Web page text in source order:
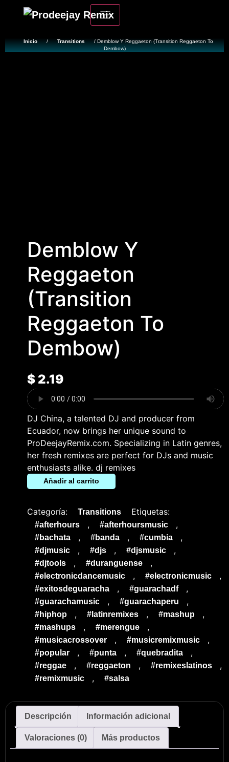
Inicio / Transitions
/ Demblow Y Reggaeton (Transition Reggaeton To
Dembow)
Demblow Y
Reggaeton
(Transition
Reggaeton To
Dembow)
$2.19
DJ China, a talented DJ and producer from
Ecuador, now brings her unique sound to
ProDeejayRemix.com. Specializing in Latin genres,
her fresh remixes are perfect for DJs and music
enthusiasts alike. dj remixes
Añadir al carrito
Categoría: Transitions Etiquetas:
#afterhours , #afterhoursmusic ,
#bachata , #banda , #cumbia ,
#djmusic , #djs , #djsmusic ,
#djtools , #duranguense ,
#electronicdancemusic , #electronicmusic ,
#exitosdeguaracha , #guarachadf ,
#guarachamusic , #guarachaperu ,
#hiphop , #latinremixes , #mashup ,
#mashups , #merengue ,
#musicacrossover , #musicremixmusic ,
#popular , #punta , #quebradita ,
#reggae , #reggaeton , #remixeslatinos ,
#remixmusic , #salsa
Descripción Información adicional
Valoraciones (0) Más productos